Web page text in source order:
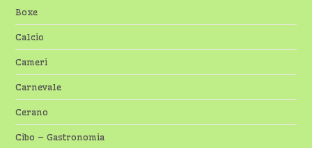
Boxe
Calcio
Cameri
Carnevale
Cerano
Cibo – Gastronomia